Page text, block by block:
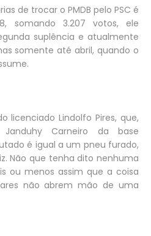
de trocar o PMDB pelo PSC é
somando 3.207 votos, ele
suplência e atualmente
somente até abril, quando o
licenciado Lindolfo Pires, que,
Carneiro da base
é igual a um pneu furado,
Não que tenha dito nenhuma
ou menos assim que a coisa
não abrem mão de uma